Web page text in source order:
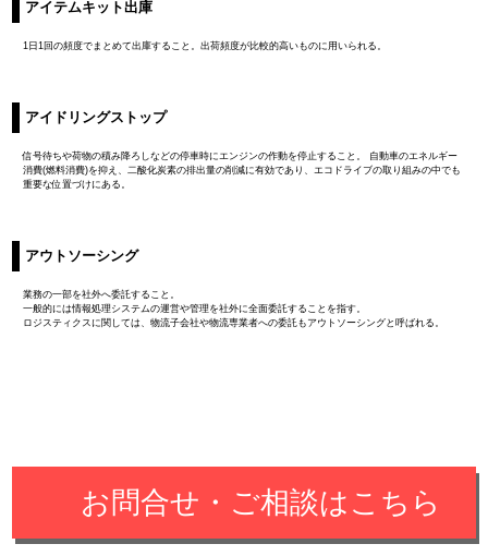
アイテムキット出庫
1日1回の頻度でまとめて出庫すること。出荷頻度が比較的高いものに用いられる。
アイドリングストップ
信号待ちや荷物の積み降ろしなどの停車時にエンジンの作動を停止すること。 自動車のエネルギー
消費(燃料消費)を抑え、二酸化炭素の排出量の削減に有効であり、エコドライブの取り組みの中でも
重要な位置づけにある。
アウトソーシング
業務の一部を社外へ委託すること。
一般的には情報処理システムの運営や管理を社外に全面委託することを指す。
ロジスティクスに関しては、物流子会社や物流専業者への委託もアウトソーシングと呼ばれる。
お問合せ・ご相談はこちら